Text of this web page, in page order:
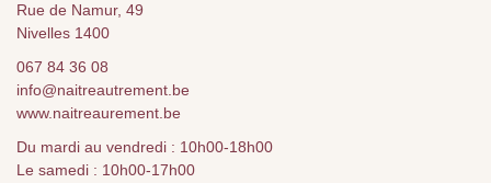
Rue de Namur, 49
Nivelles 1400
067 84 36 08
info@naitreautrement.be
www.naitreaurement.be
Du mardi au vendredi : 10h00-18h00
Le samedi : 10h00-17h00